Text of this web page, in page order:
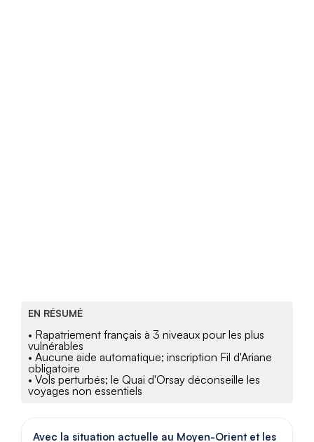
EN RÉSUMÉ
• Rapatriement français à 3 niveaux pour les plus
vulnérables
• Aucune aide automatique; inscription Fil d'Ariane
obligatoire
• Vols perturbés; le Quai d'Orsay déconseille les
voyages non essentiels
Avec la situation actuelle au Moyen-Orient et les